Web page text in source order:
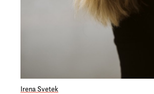
Irena Svetek